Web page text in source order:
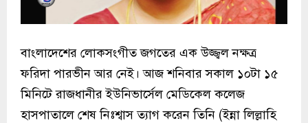
বাংলাদেশের লোকসংগীত জগতের এক উজ্জ্বল নক্ষত্র
ফরিদা পারভীন আর নেই। আজ শনিবার সকাল ১০টা ১৫
মিনিটে রাজধানীর ইউনিভার্সেল মেডিকেল কলেজ
হাসপাতালে শেষ নিঃশ্বাস ত্যাগ করেন তিনি (ইন্না লিল্লাহি